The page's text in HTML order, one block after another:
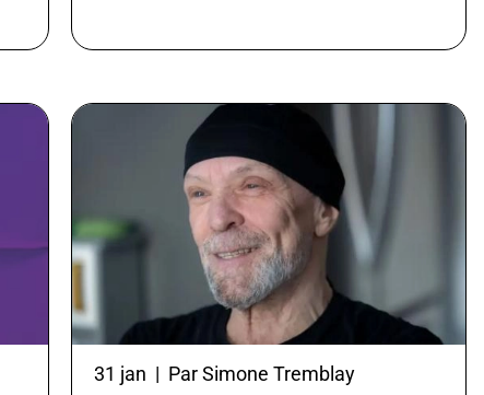
31 jan | Par Simone Tremblay